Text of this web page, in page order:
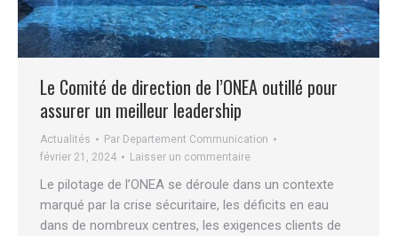
Le Comité de direction de l’ONEA outillé pour
assurer un meilleur leadership
Actualités Par Departement Communication
février 21, 2024
Laisser un commentaire
Le pilotage de l’ONEA se déroule dans un contexte
marqué par la crise sécuritaire, les déficits en eau
dans de nombreux centres, les exigences clients de